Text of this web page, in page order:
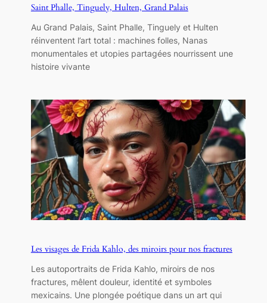
Saint Phalle, Tinguely, Hulten, Grand Palais
Au Grand Palais, Saint Phalle, Tinguely et Hulten
réinventent l’art total : machines folles, Nanas
monumentales et utopies partagées nourrissent une
histoire vivante
Les visages de Frida Kahlo, des miroirs pour nos fractures
Les autoportraits de Frida Kahlo, miroirs de nos
fractures, mêlent douleur, identité et symboles
mexicains. Une plongée poétique dans un art qui